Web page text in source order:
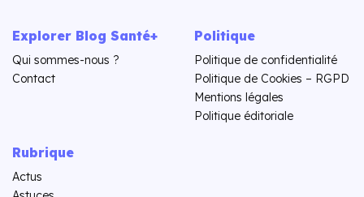
Explorer Blog Santé+
Qui sommes-nous ?
Contact
Politique
Politique de confidentialité
Politique de Cookies – RGPD
Mentions légales
Politique éditoriale
Rubrique
Actus